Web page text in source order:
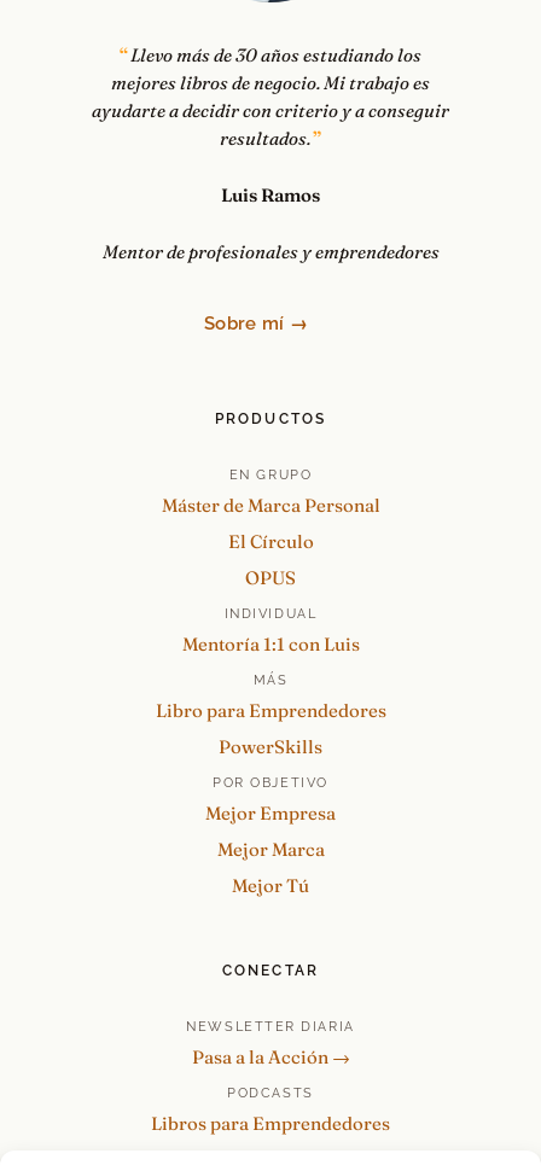
Llevo más de 30 años estudiando los
mejores libros de negocio. Mi trabajo es
ayudarte a decidir con criterio y a conseguir
resultados.
Luis Ramos
Mentor de profesionales y emprendedores
Sobre mí →
PRODUCTOS
EN GRUPO
Máster de Marca Personal
El Círculo
OPUS
INDIVIDUAL
Mentoría 1:1 con Luis
MÁS
Libro para Emprendedores
PowerSkills
POR OBJETIVO
Mejor Empresa
Mejor Marca
Mejor Tú
CONECTAR
NEWSLETTER DIARIA
Pasa a la Acción →
PODCASTS
Libros para Emprendedores